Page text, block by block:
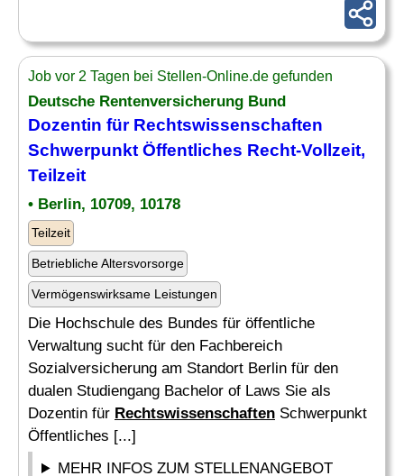
Job vor 2 Tagen bei Stellen-Online.de gefunden
Deutsche Rentenversicherung Bund
Dozentin für Rechtswissenschaften
Schwerpunkt Öffentliches Recht-Vollzeit,
Teilzeit
• Berlin, 10709, 10178
Teilzeit
Betriebliche Altersvorsorge
Vermögenswirksame Leistungen
Die Hochschule des Bundes für öffentliche
Verwaltung sucht für den Fachbereich
Sozialversicherung am Standort Berlin für den
dualen Studiengang Bachelor of Laws Sie als
Dozentin für Rechtswissenschaften Schwerpunkt
Öffentliches [...]
MEHR INFOS ZUM STELLENANGEBOT